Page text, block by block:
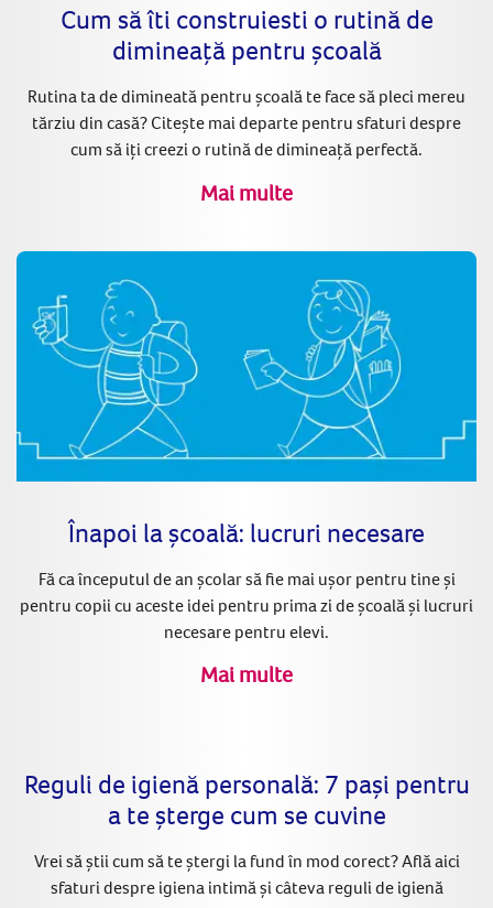
Cum să îti construiesti o rutină de
dimineaţă pentru şcoală
Rutina ta de dimineată pentru școală te face să pleci mereu
tărziu din casă? Citește mai departe pentru sfaturi despre
cum să iți creezi o rutină de dimineaţă perfectă.
Mai multe
Înapoi la școală: lucruri necesare
Fă ca începutul de an școlar să fie mai ușor pentru tine și
pentru copii cu aceste idei pentru prima zi de școală și lucruri
necesare pentru elevi.
Mai multe
Reguli de igienă personală: 7 pași pentru
a te şterge cum se cuvine
Vrei să știi cum să te ștergi la fund în mod corect? Află aici
sfaturi despre igiena intimă și câteva reguli de igienă